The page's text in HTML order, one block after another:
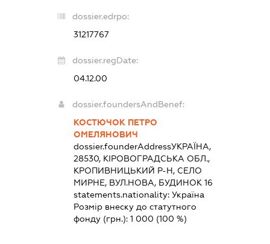
dossier.edrpo:
31217767
dossier.regDate:
04.12.00
dossier.foundersAndBenef:
КОСТЮЧОК ПЕТРО
ОМЕЛЯНОВИЧ
dossier.founderAddressУКРАЇНА,
28530, КІРОВОГРАДСЬКА ОБЛ.,
КРОПИВНИЦЬКИЙ Р-Н, СЕЛО
МИРНЕ, ВУЛ.НОВА, БУДИНОК 16
statements.nationality:Україна
Розмір внеску до статутного
фонду (грн.):1 000 (100 %)